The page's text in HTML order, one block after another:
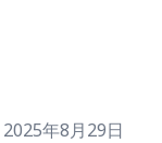
2025年8月29日